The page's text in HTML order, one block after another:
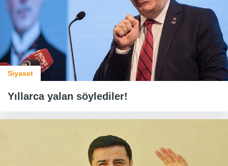
Siyaset
Yıllarca yalan söylediler!